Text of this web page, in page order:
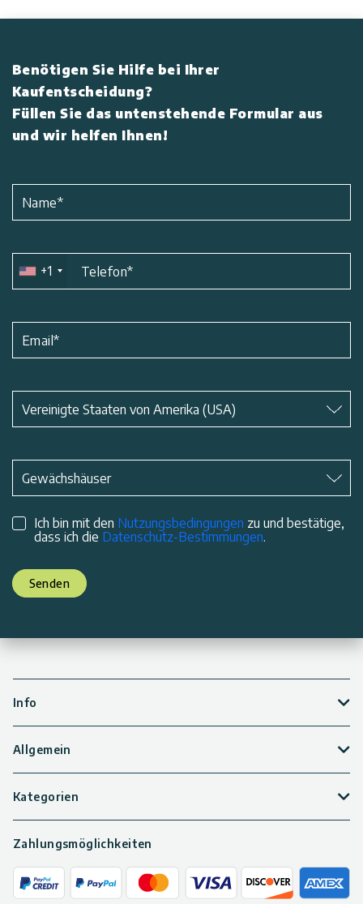
Benötigen Sie Hilfe bei Ihrer
Kaufentscheidung?
Füllen Sie das untenstehende Formular aus
und wir helfen Ihnen!
Name*
+1 Telefon*
Email*
Vereinigte Staaten von Amerika (USA)
Gewächshäuser
Ich bin mit den Nutzungsbedingungen zu und bestätige,
dass ich die Datenschutz-Bestimmungen.
Senden
Info
Allgemein
Kategorien
Zahlungsmöglichkeiten